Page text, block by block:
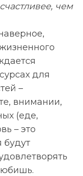
чем
для
–
внимании,
(еде,
– это
будут